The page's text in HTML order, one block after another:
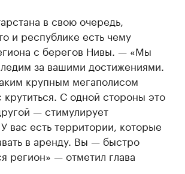
в свою очередь,
и республике есть чему
с берегов Нивы. — «Мы
за вашими достижениями.
крупным мегаполисом
крутиться. С одной стороны это
— стимулирует
вас есть территории, которые
в аренду. Вы — быстро
регион» — отметил глава